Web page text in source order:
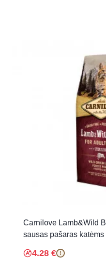
Carnilove Lamb&Wild
sausas pašaras katėms
4.28 € !